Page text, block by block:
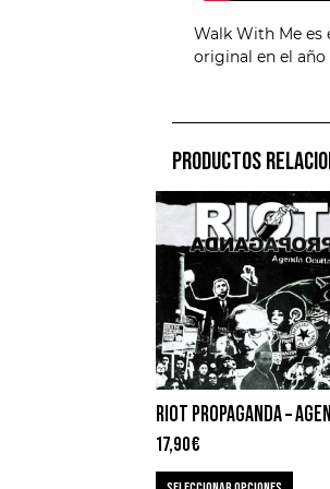
Walk With Me es
original en el
PRODUCTOS
17,90€